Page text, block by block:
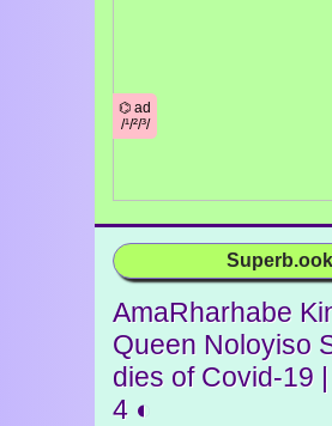
⌬ ad
/¹/²/³/
AmaRharhabe
Queen Noloyiso
dies of Covid-19
4 ◐